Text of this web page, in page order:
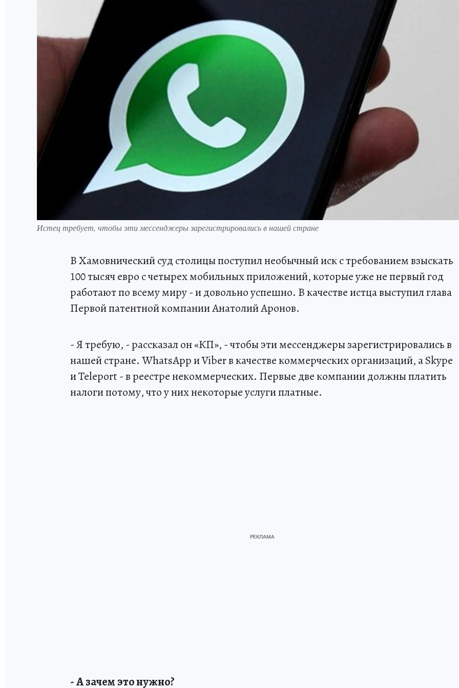
Истец требует, чтобы эти мессенджеры зарегистрировались в нашей стране
В Хамовнический суд столицы поступил необычный иск с требованием взыскать
100 тысяч евро с четырех мобильных приложений, которые уже не первый год
работают по всему миру - и довольно успешно. В качестве истца выступил глава
Первой патентной компании Анатолий Аронов.
- Я требую, - рассказал он «КП», - чтобы эти мессенджеры зарегистрировались в
нашей стране. WhatsАpp и Viber в качестве коммерческих организаций, а Skype
и Teleport - в реестре некоммерческих. Первые две компании должны платить
налоги потому, что у них некоторые услуги платные.
- А зачем это нужно?